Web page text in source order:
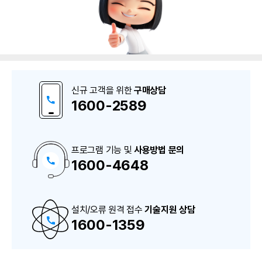
구
매
S
상
담
번
신규 고객을 위한구매상담
1600-2589
프로그램 기능 및 사용방법 문의
1600-4648
설치/오류 원격 접수기술지원 상담
1600-1359